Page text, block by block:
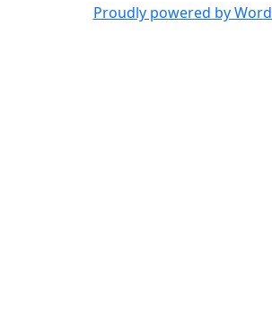
Proudly powered by